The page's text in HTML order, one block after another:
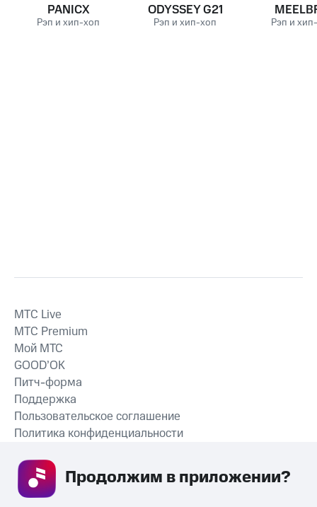
PANICX
Рэп и хип-хоп
ODYSSEY G21
Рэп и хип-хоп Рэп и
СКАЧАТЬ ПРИЛОЖЕНИЕ
MTС Live
MTС Premium
Мой МТС
GOOD’OK
Питч-форма
Поддержка
Пользовательское соглашение
Политика конфиденциальности